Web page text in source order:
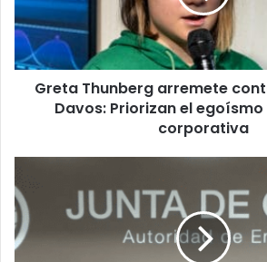
élites
en
Davos:
Priorizan
egoísmo
corporativa
Greta Thunberg arremete
Davos: Priorizan el
corporativa
de
Gobierno
de
la